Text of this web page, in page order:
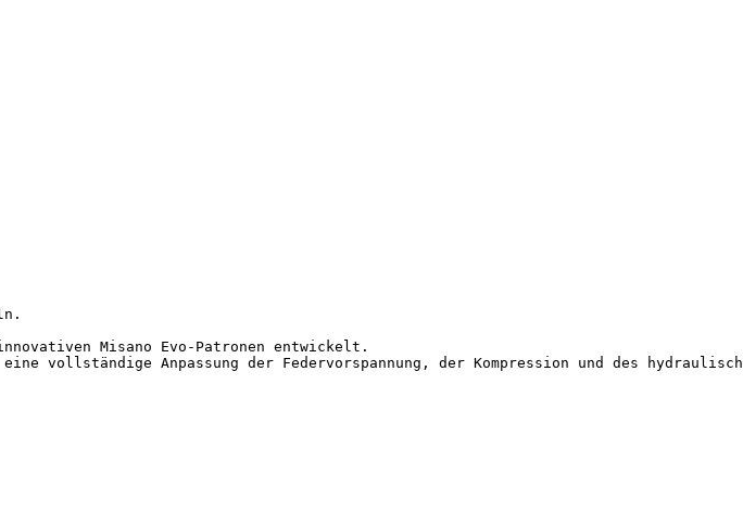
Misano Evo-Patronen entwickelt.
vollständige Anpassung der Federvorspannung, der Kompression und des